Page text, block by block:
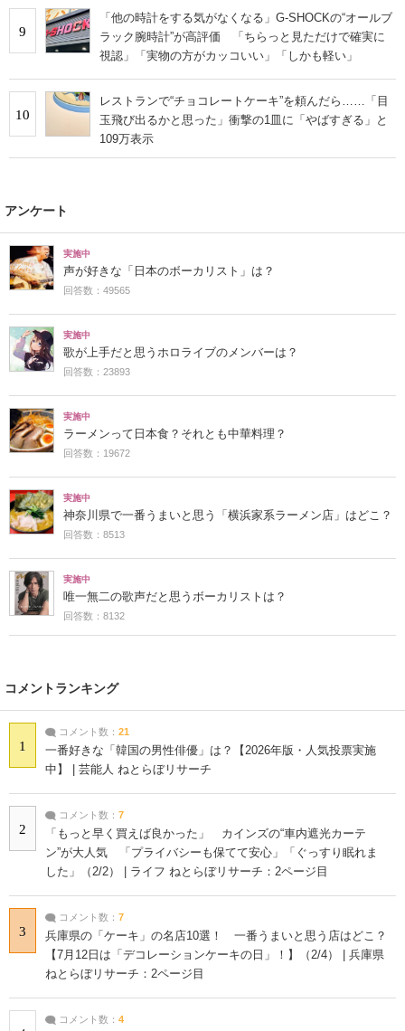
7
ダイソーで1株のオリヅルラン購入→1年でまさかの……
目を疑う光景に「エーッ！」「こんなに素敵に！？」
8
客「子ども用の椅子にまだ座れないんです」→店員「別
のものをご用意しますね」と言われ…… 驚きの光景に
「神」「想像のはるか上」
10
レストランで“チョコレートケーキ”を頼んだら……「目
玉飛び出るかと思った」衝撃の1皿に「やばすぎる」と
アンケート
実施中
声が好きな「日本のボーカリスト」は？
回答数：49565
実施中
歌が上手だと思うホロライブのメンバーは？
回答数：23893
実施中
ラーメンって日本食？それとも中華料理？
回答数：19672
神奈川県で一番うまいと思う「横浜家系ラーメン店」はどこ？
実施中
唯一無二の歌声だと思うボーカリストは？
コメントランキング
1
コメント数：21
一番好きな「韓国の男性俳優」は？【2026年版・人気投票実施
中】 | 芸能人 ねとらぼリサーチ
2
コメント数：
「もっと早く買えば良かった」 カインズの“車内遮光カーテ
ン”が大人気 「プライバシーも保てて安心」「ぐっすり眠れま